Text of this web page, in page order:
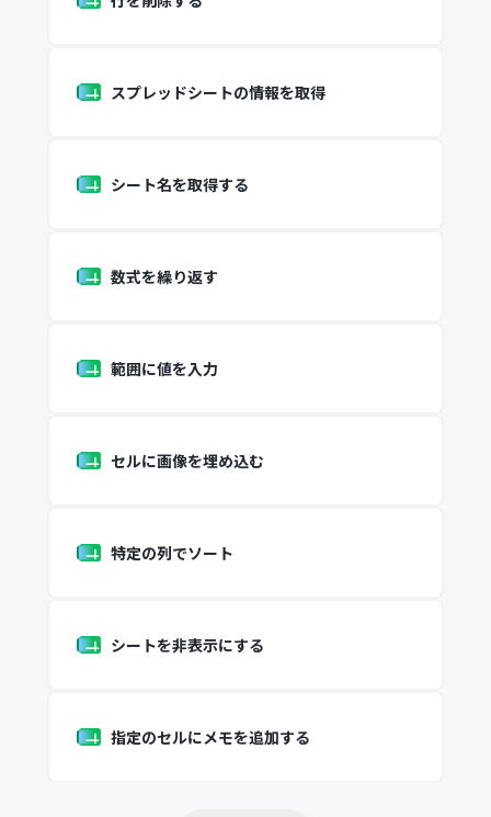
スプレッドシートの情報を取得
シート名を取得する
数式を繰り返す
範囲に値を入力
セルに画像を埋め込む
特定の列でソート
シートを非表示にする
指定のセルにメモを追加する